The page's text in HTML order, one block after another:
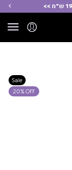
Sale
20% OFF